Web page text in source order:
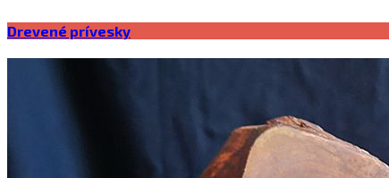
Drevené prívesky